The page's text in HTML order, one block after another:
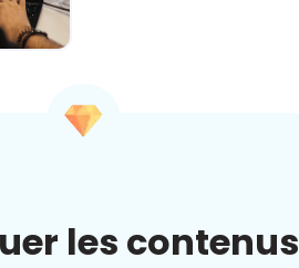
les contenus